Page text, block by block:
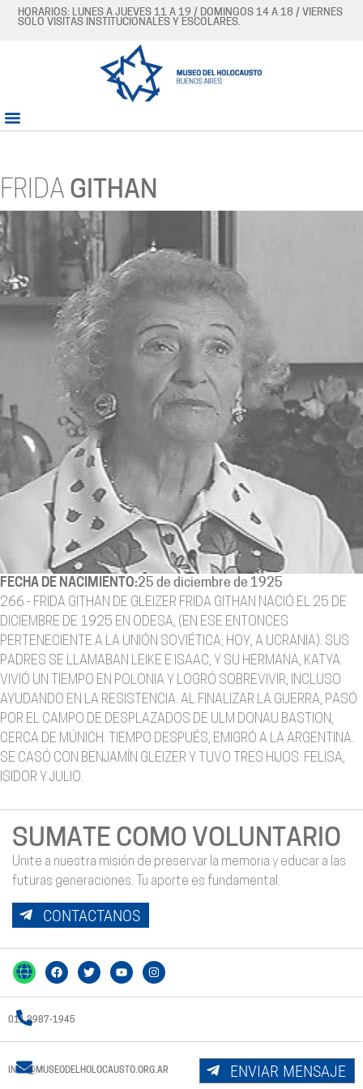
HORARIOS: LUNES A JUEVES 11 A 19 / DOMINGOS 14 A 18 / VIERNES
SÓLO VISITAS INSTITUCIONALES Y ESCOLARES.
FRIDA GITHAN
FECHA DE NACIMIENTO:25 de diciembre de 1925
266 - FRIDA GITHAN DE GLEIZER FRIDA GITHAN NACIÓ EL 25 DE
DICIEMBRE DE 1925 EN ODESA, (EN ESE ENTONCES
PERTENECIENTE A LA UNIÓN SOVIÉTICA; HOY, A UCRANIA). SUS
PADRES SE LLAMABAN LEIKE E ISAAC, Y SU HERMANA, KATYA.
VIVIÓ UN TIEMPO EN POLONIA Y LOGRÓ SOBREVIVIR, INCLUSO
AYUDANDO EN LA RESISTENCIA. AL FINALIZAR LA GUERRA, PASÓ
POR EL CAMPO DE DESPLAZADOS DE ULM DONAU BASTION,
CERCA DE MÚNICH. TIEMPO DESPUÉS, EMIGRÓ A LA ARGENTINA.
SE CASÓ CON BENJAMÍN GLEIZER Y TUVO TRES HIJOS: FELISA,
ISIDOR Y JULIO.
SUMATE COMO VOLUNTARIO
Unite a nuestra misión de preservar la memoria y educar a las
futuras generaciones. Tu aporte es fundamental.
CONTACTANOS
011 3987-1945
INFO@MUSEODELHOLOCAUSTO.ORG.AR ENVIAR MENSAJE